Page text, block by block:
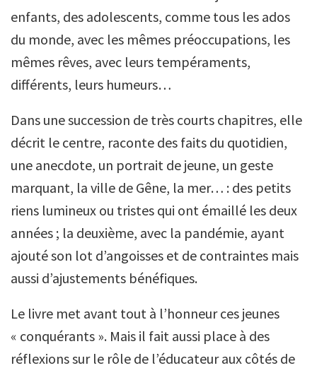
enfants, des adolescents, comme tous les ados
du monde, avec les mêmes préoccupations, les
mêmes rêves, avec leurs tempéraments,
différents, leurs humeurs…
Dans une succession de très courts chapitres, elle
décrit le centre, raconte des faits du quotidien,
une anecdote, un portrait de jeune, un geste
marquant, la ville de Gêne, la mer… : des petits
riens lumineux ou tristes qui ont émaillé les deux
années ; la deuxième, avec la pandémie, ayant
ajouté son lot d’angoisses et de contraintes mais
aussi d’ajustements bénéfiques.
Le livre met avant tout à l’honneur ces jeunes
« conquérants ». Mais il fait aussi place à des
réflexions sur le rôle de l’éducateur aux côtés de